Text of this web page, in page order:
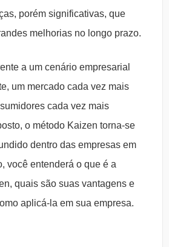
porém significativas, que
melhorias no longo prazo.
a um cenário empresarial
um mercado cada vez mais
cada vez mais
o método Kaizen torna-se
dentro das empresas em
você entenderá o que é a
quais são suas vantagens e
aplicá-la em sua empresa.